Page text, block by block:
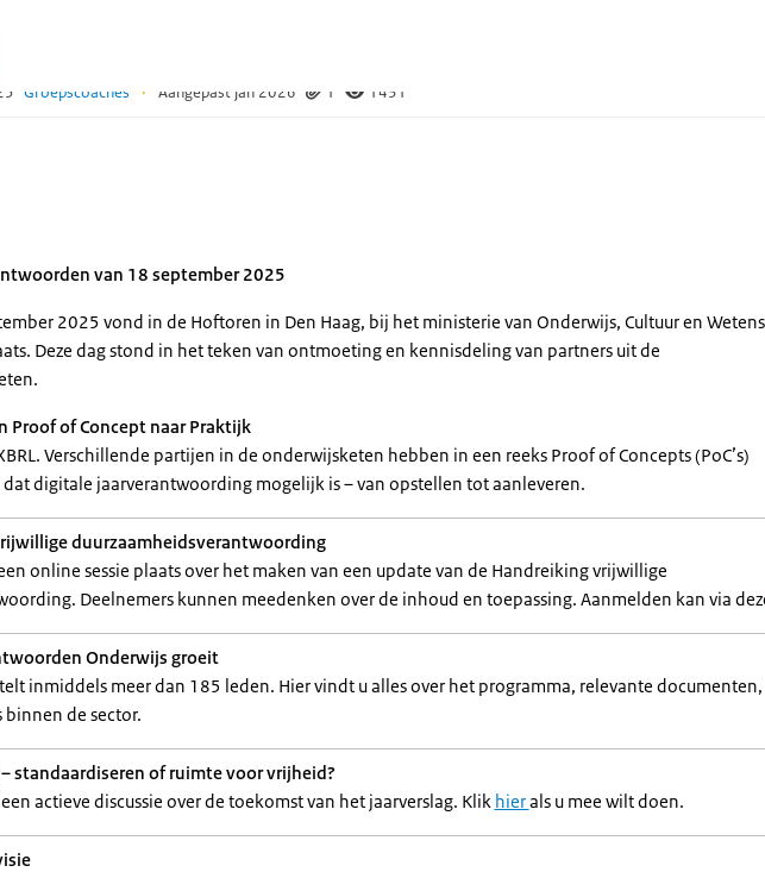
18-09-2025
Groepscoaches · Aangepast jan 2026 1 1431
van 18 september 2025
2025 vond in de Hoftoren in Den Haag, bij het ministerie van Onderwijs, Cultuur en
Deze dag stond in het teken van ontmoeting en kennisdeling van partners uit de
Proof of Concept naar Praktijk
Verschillende partijen in de onderwijsketen hebben in een reeks Proof of Concepts (PoC’s)
digitale jaarverantwoording mogelijk is – van opstellen tot aanleveren.
duurzaamheidsverantwoording
online sessie plaats over het maken van een update van de Handreiking vrijwillige
Deelnemers kunnen meedenken over de inhoud en toepassing. Aanmelden kan via
Onderwijs groeit
inmiddels meer dan 185 leden. Hier vindt u alles over het programma, relevante documenten,
binnen de sector.
– standaardiseren of ruimte voor vrijheid?
actieve discussie over de toekomst van het jaarverslag. Klik hierals u mee wilt doen.